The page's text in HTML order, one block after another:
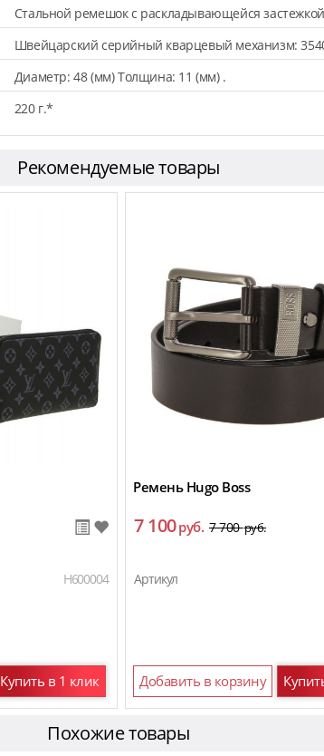
Стальной ремешок с раскладывающейся
Швейцарский серийный кварцевый механизм:
Диаметр: 48 (мм) Толщина: 11 (мм) .
220 г.*
Рекомендуемые товары
H600004
Купить в 1 клик
Ремень Hugo Boss
7 100руб. 7 700руб.
Артикул
Добавить в корзину
Похожие товары